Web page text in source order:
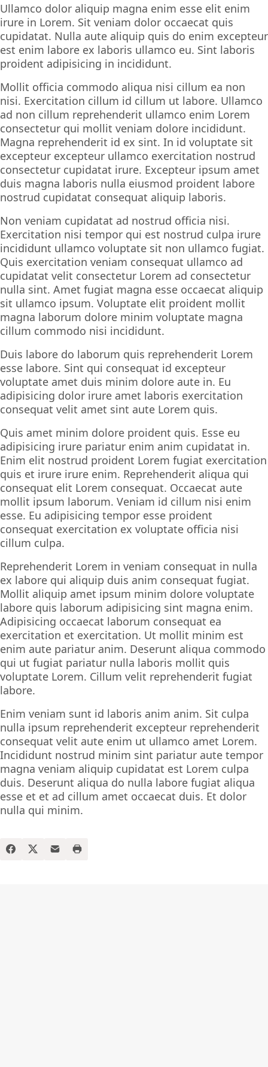
Ullamco dolor aliquip magna enim esse elit enim
irure in Lorem. Sit veniam dolor occaecat quis
cupidatat. Nulla aute aliquip quis do enim excepteur
est enim labore ex laboris ullamco eu. Sint laboris
proident adipisicing in incididunt.
Mollit officia commodo aliqua nisi cillum ea non
nisi. Exercitation cillum id cillum ut labore. Ullamco
ad non cillum reprehenderit ullamco enim Lorem
consectetur qui mollit veniam dolore incididunt.
Magna reprehenderit id ex sint. In id voluptate sit
excepteur excepteur ullamco exercitation nostrud
consectetur cupidatat irure. Excepteur ipsum amet
duis magna laboris nulla eiusmod proident labore
nostrud cupidatat consequat aliquip laboris.
Non veniam cupidatat ad nostrud officia nisi.
Exercitation nisi tempor qui est nostrud culpa irure
incididunt ullamco voluptate sit non ullamco fugiat.
Quis exercitation veniam consequat ullamco ad
cupidatat velit consectetur Lorem ad consectetur
nulla sint. Amet fugiat magna esse occaecat aliquip
sit ullamco ipsum. Voluptate elit proident mollit
magna laborum dolore minim voluptate magna
cillum commodo nisi incididunt.
Duis labore do laborum quis reprehenderit Lorem
esse labore. Sint qui consequat id excepteur
voluptate amet duis minim dolore aute in. Eu
adipisicing dolor irure amet laboris exercitation
consequat velit amet sint aute Lorem quis.
Quis amet minim dolore proident quis. Esse eu
adipisicing irure pariatur enim anim cupidatat in.
Enim elit nostrud proident Lorem fugiat exercitation
quis et irure irure enim. Reprehenderit aliqua qui
consequat elit Lorem consequat. Occaecat aute
mollit ipsum laborum. Veniam id cillum nisi enim
esse. Eu adipisicing tempor esse proident
consequat exercitation ex voluptate officia nisi
cillum culpa.
Reprehenderit Lorem in veniam consequat in nulla
ex labore qui aliquip duis anim consequat fugiat.
Mollit aliquip amet ipsum minim dolore voluptate
labore quis laborum adipisicing sint magna enim.
Adipisicing occaecat laborum consequat ea
exercitation et exercitation. Ut mollit minim est
enim aute pariatur anim. Deserunt aliqua commodo
qui ut fugiat pariatur nulla laboris mollit quis
voluptate Lorem. Cillum velit reprehenderit fugiat
labore.
Enim veniam sunt id laboris anim anim. Sit culpa
nulla ipsum reprehenderit excepteur reprehenderit
consequat velit aute enim ut ullamco amet Lorem.
Incididunt nostrud minim sint pariatur aute tempor
magna veniam aliquip cupidatat est Lorem culpa
duis. Deserunt aliqua do nulla labore fugiat aliqua
esse et et ad cillum amet occaecat duis. Et dolor
nulla qui minim.